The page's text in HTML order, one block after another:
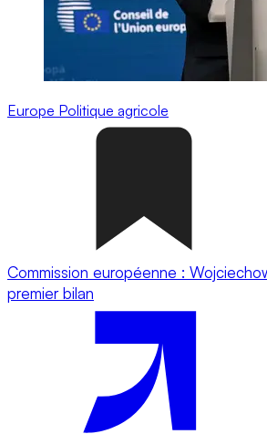
Europe Politique agricole
Commission européenne :
premier bilan